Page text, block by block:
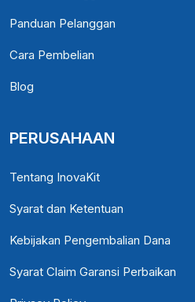
Panduan Pelanggan
Cara Pembelian
Blog
PERUSAHAAN
Tentang InovaKit
Syarat dan Ketentuan
Kebijakan Pengembalian Dana
Syarat Claim Garansi Perbaikan